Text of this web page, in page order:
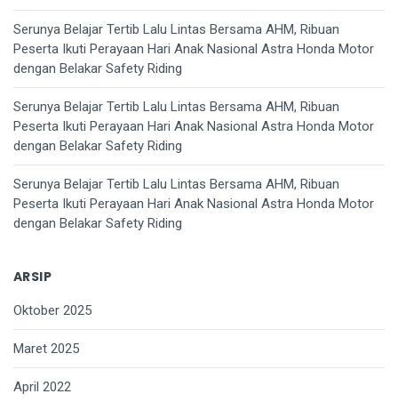
Serunya Belajar Tertib Lalu Lintas Bersama AHM, Ribuan
Peserta Ikuti Perayaan Hari Anak Nasional Astra Honda Motor
dengan Belakar Safety Riding
Serunya Belajar Tertib Lalu Lintas Bersama AHM, Ribuan
Peserta Ikuti Perayaan Hari Anak Nasional Astra Honda Motor
dengan Belakar Safety Riding
Serunya Belajar Tertib Lalu Lintas Bersama AHM, Ribuan
Peserta Ikuti Perayaan Hari Anak Nasional Astra Honda Motor
dengan Belakar Safety Riding
ARSIP
Oktober 2025
Maret 2025
April 2022